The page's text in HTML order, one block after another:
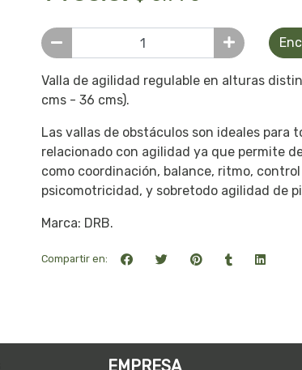
Valla de agilidad regulable en alturas
cms - 36 cms).
Las vallas de obstáculos son ideales para
relacionado con agilidad ya que permite
como coordinación, balance, ritmo,
psicomotricidad, y sobretodo agilidad de
Marca: DRB.
Compartir en: